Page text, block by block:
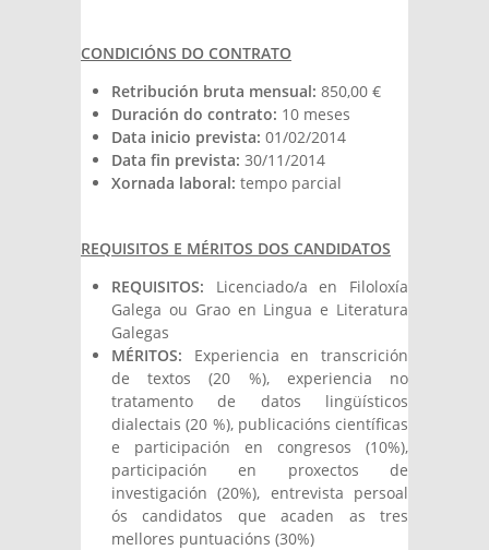
CONDICIÓNS DO CONTRATO
Retribución bruta mensual: 850,00 €
Duración do contrato: 10 meses
Data inicio prevista: 01/02/2014
Data fin prevista: 30/11/2014
Xornada laboral: tempo parcial
REQUISITOS E MÉRITOS DOS CANDIDATOS
REQUISITOS: Licenciado/a en Filoloxía
Galega ou Grao en Lingua e Literatura
Galegas
MÉRITOS: Experiencia en transcrición
de textos (20 %), experiencia no
tratamento de datos lingüísticos
dialectais (20 %), publicacións científicas
e participación en congresos (10%),
participación en proxectos de
investigación (20%), entrevista persoal
ós candidatos que acaden as tres
mellores puntuacións (30%)